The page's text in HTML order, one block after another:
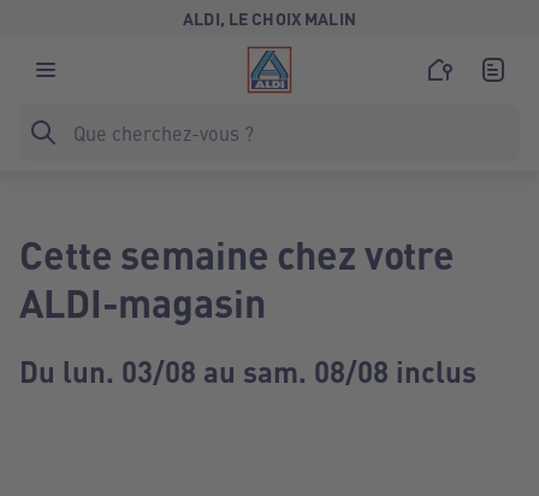
ALDI, LE CHOIX MALIN
Cette semaine chez votre
ALDI-magasin
Du lun. 03/08 au sam. 08/08 inclus